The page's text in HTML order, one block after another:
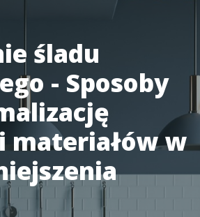
śladu
- Sposoby
materiałów w